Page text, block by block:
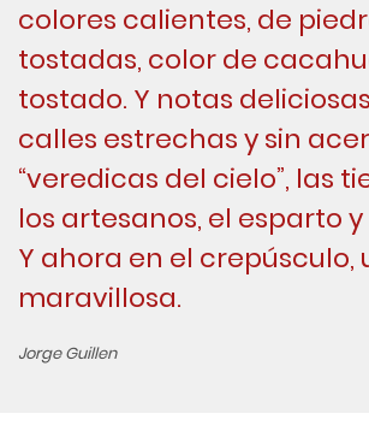
colores calientes, de
tostadas, color de
tostado. Y notas
calles estrechas y sin
“veredicas del cielo”, las
los artesanos, el esparto
Y ahora en el crepúsculo,
maravillosa.
Jorge Guillen